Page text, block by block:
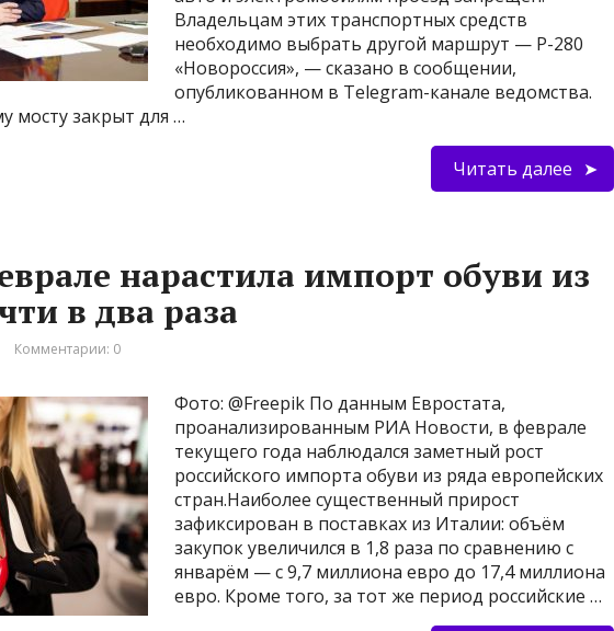
Владельцам этих транспортных средств
необходимо выбрать другой маршрут — Р-280
«Новороссия», — сказано в сообщении,
опубликованном в Telegram-канале ведомства.
мосту закрыт для …
Читать далее
нарастила импорт обуви из
в два раза
Комментарии: 0
Фото: @Freepik По данным Евростата,
проанализированным РИА Новости, в феврале
текущего года наблюдался заметный рост
российского импорта обуви из ряда европейских
стран.Наиболее существенный прирост
зафиксирован в поставках из Италии: объём
закупок увеличился в 1,8 раза по сравнению с
январём — с 9,7 миллиона евро до 17,4 миллиона
евро. Кроме того, за тот же период российские …